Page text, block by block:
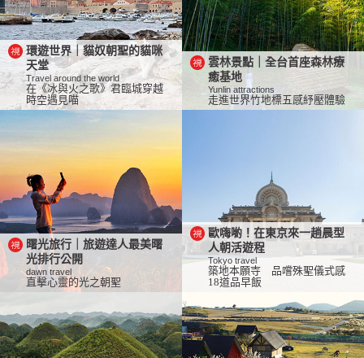
環遊世界｜貓奴朝聖的貓咪
天堂
Travel around the world
在《冰與火之歌》君臨城穿越
時空遇見喵
雲林景點｜全台首座森林療
癒基地
Yunlin attractions
走進世界竹地標五感紓壓體驗
曙光旅行｜旅遊達人最美曙
光排行公開
dawn travel
直擊心靈的光之朝聖
歐嗨喲！在東京來一趟晨型
人朝活遊程
Tokyo travel
築地本願寺 品嚐殊聖儀式感
18道品早飯